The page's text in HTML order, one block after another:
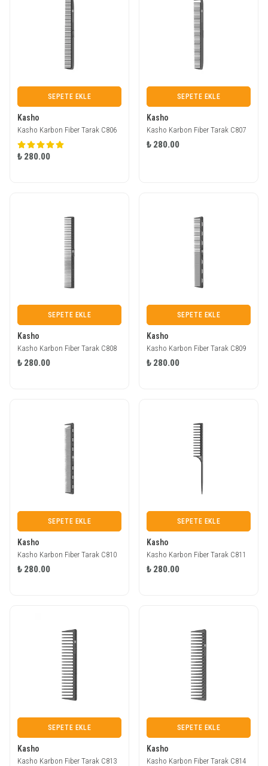
SEPETE EKLE
Kasho
Kasho Karbon Fiber Tarak C806
₺ 280.00
SEPETE EKLE
Kasho
Kasho Karbon Fiber Tarak C807
₺ 280.00
SEPETE EKLE
Kasho
Kasho Karbon Fiber Tarak C808
₺ 280.00
SEPETE EKLE
Kasho
Kasho Karbon Fiber Tarak C809
₺ 280.00
SEPETE EKLE
Kasho
Kasho Karbon Fiber Tarak C810
₺ 280.00
SEPETE EKLE
Kasho
Kasho Karbon Fiber Tarak C811
₺ 280.00
SEPETE EKLE
Kasho
Kasho Karbon Fiber Tarak C813
SEPETE EKLE
Kasho
Kasho Karbon Fiber Tarak C814